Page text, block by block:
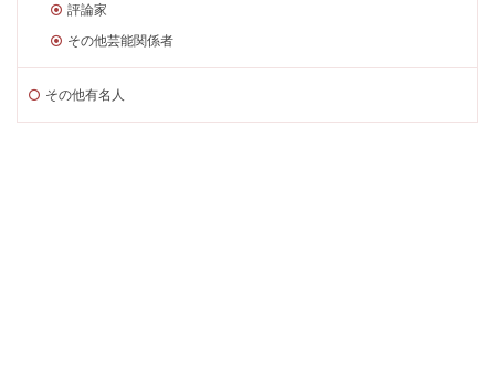
評論家
その他芸能関係者
その他有名人